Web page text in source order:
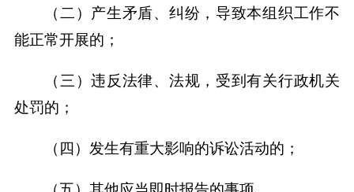
（二）产生矛盾、纠纷，导致本组织工作不
能正常开展的；
（三）违反法律、法规，受到有关行政机关
处罚的；
（四）发生有重大影响的诉讼活动的；